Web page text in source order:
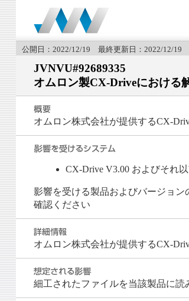
公開日：2022/12/19 最終更新日：2022/12/19
JVNVU#92689335
オムロン製CX-Driveにおける
オムロン株式会社が提供するCX-
CX-Drive V3.00 およびそれ
影響を受ける製品およびバージョ
確認ください
オムロン株式会社が提供するCX-
細工されたファイルを当該製品に読